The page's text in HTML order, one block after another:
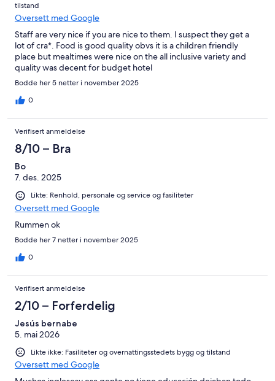
tilstand
Oversett med Google
Staff are very nice if you are nice to them. I suspect they get a
lot of cra*. Food is good quality obvs it is a children friendly
place but mealtimes were nice on the all inclusive variety and
quality was decent for budget hotel
Bodde her 5 netter i november 2025
0
Verifisert anmeldelse
8/10 – Bra
Bo
7. des. 2025
Likte: Renhold, personale og service og fasiliteter
Oversett med Google
Rummen ok
Bodde her 7 netter i november 2025
0
Verifisert anmeldelse
2/10 – Forferdelig
Jesús bernabe
5. mai 2026
Likte ikke: Fasiliteter og overnattingsstedets bygg og tilstand
Oversett med Google